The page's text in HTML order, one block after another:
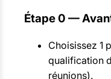
Étape 0 —
Choisissez 1
qualification
réunions).